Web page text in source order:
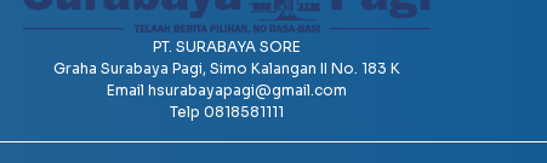
PT. SURABAYA SORE
Graha Surabaya Pagi, Simo Kalangan II No. 183 K
Email hsurabayapagi@gmail.com
Telp 0818581111